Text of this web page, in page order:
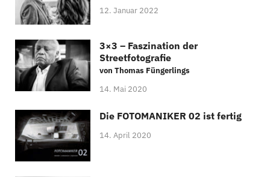
12. Januar 2022
3×3 – Faszination der
Streetfotografie
von Thomas Füngerlings
14. Mai 2020
Die FOTOMANIKER 02 ist fertig
14. April 2020